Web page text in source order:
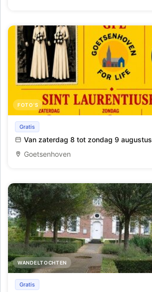
FOTO'S
Ons dorp viert en verenigt.
Gratis
Van zaterdag 8 tot zondag 9 augustus
Goetsenhoven
WANDELTOCHTEN
Wandeling Huize Hageland (8 km)
Gratis